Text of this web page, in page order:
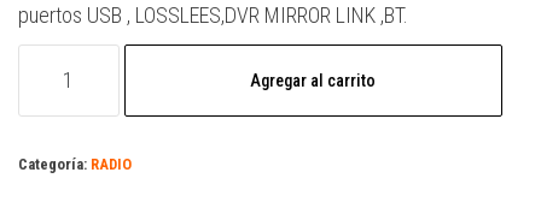
puertos USB , LOSSLEES,DVR MIRROR LINK ,BT.
Agregar al carrito
Categoría: RADIO